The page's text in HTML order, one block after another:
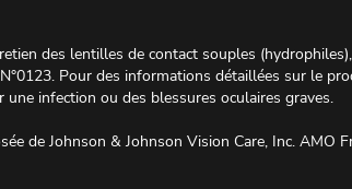
des lentilles de contact souples
Pour des informations détaillées sur le
infection ou des blessures oculaires graves.
de Johnson & Johnson Vision Care, Inc.